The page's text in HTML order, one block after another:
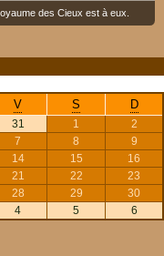
des Cieux est à eux.
V S D
31 1
2
7 8
9
14 15
16
21 22
23
28 29
30
4 5 6